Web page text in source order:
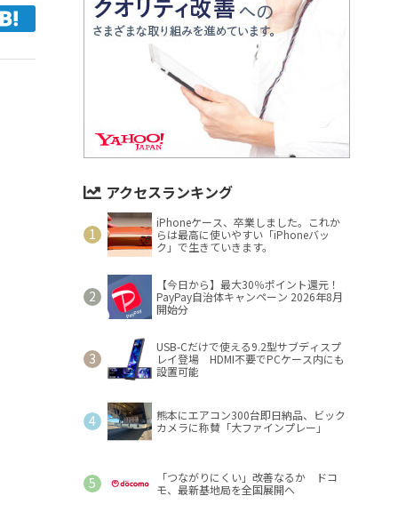
アクセスランキング
iPhoneケース、卒業しました。これか
らは最高に使いやすい「iPhoneバッ
ク」で生きていきます。
【今日から】最大30％ポイント還元！
PayPay自治体キャンペーン 2026年8月
開始分
USB-Cだけで使える9.2型サブディスプ
レイ登場 HDMI不要でPCケース内にも
設置可能
熊本にエアコン300台即日納品、ビック
カメラに称賛「大ファインプレー」
「つながりにくい」改善なるか ドコ
モ、最新基地局を全国展開へ